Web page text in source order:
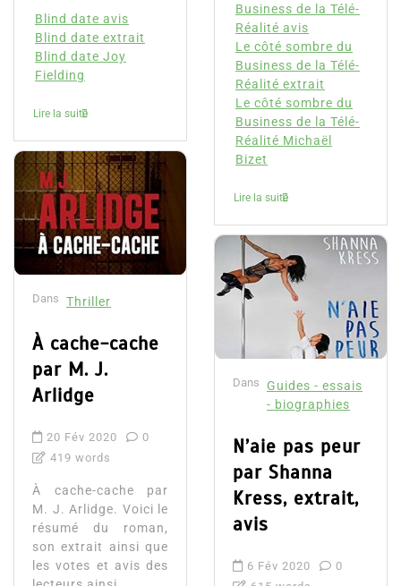
Blind date avis
Blind date extrait
Blind date Joy
Fielding
Lire la suite
Dans Thriller
À cache-cache
par M. J.
Arlidge
20 Fév 2020
0
419 words
À cache-cache par
M. J. Arlidge. Voici le
résumé du roman,
son extrait ainsi que
les votes et avis des
Business de la Télé-
Réalité avis
Le côté sombre du
Business de la Télé-
Réalité extrait
Le côté sombre du
Business de la Télé-
Réalité Michaël
Bizet
Lire la suite
Dans
Guides - essais
- biographies
N’aie pas peur
par Shanna
Kress, extrait,
avis
6 Fév 2020
0